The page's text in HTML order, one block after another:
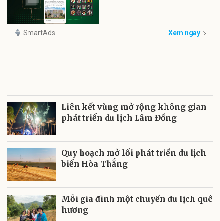
SmartAds Xem ngay
Liên kết vùng mở rộng không gian
phát triển du lịch Lâm Đồng
Quy hoạch mở lối phát triển du lịch
biển Hòa Thắng
Mỗi gia đình một chuyến du lịch quê
hương